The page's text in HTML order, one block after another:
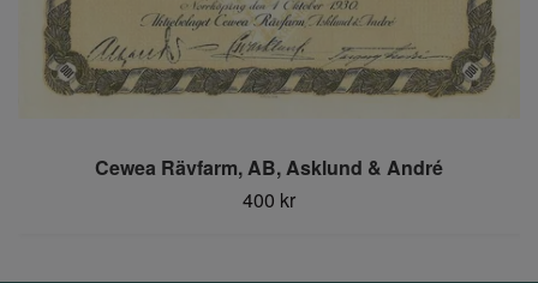
Cewea Rävfarm, AB, Asklund & André
400 kr